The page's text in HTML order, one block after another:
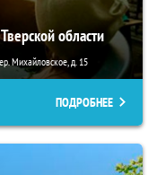
области
Михайловское, д. 15
ПОДРОБНЕЕ